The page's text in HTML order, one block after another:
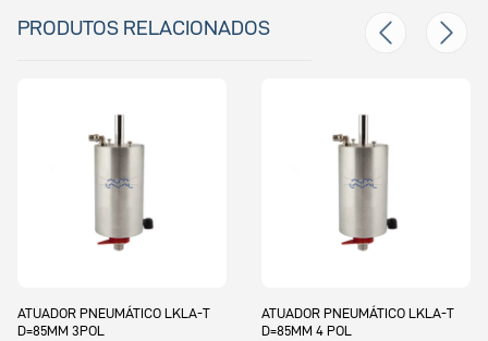
PRODUTOS RELACIONADOS
T
ATUADOR PNEUMÁTICO LKLA-T
D=85MM 4 POL
ATUADOR PNEUMÁTICO LKB
2" 2.5" A/A 85MM W/